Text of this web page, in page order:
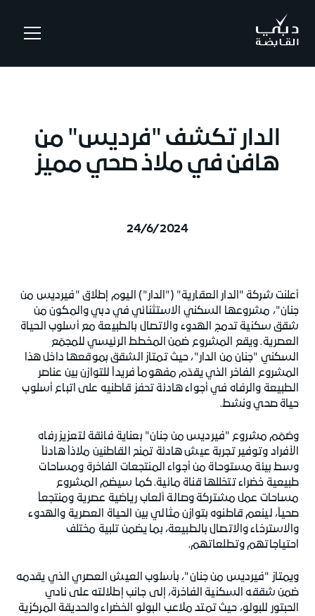
الدار تكشف "فرديس" من
هافن في ملاذ صحي مميز
24/6/2024
أعلنت شركة "الدار العقارية" ("الدار") اليوم إطلاق "فيرديس من
جنان"، مشروعها السكني الاستثنائي في دبي والمكون من
شقق سكنية تدمج الهدوء والاتصال بالطبيعة مع أسلوب الحياة
العصرية. ويقع المشروع ضمن المخطط الرئيسي للمجمّع
السكني "جنان من الدار"، حيث تمتاز الشقق بموقعها داخل هذا
المشروع الفاخر الذي يقدّم مفهوماً فريداً للتوازن بين عناصر
الطبيعة والرفاه في أجواء هادئة تحفز قاطنيه على اتباع أسلوب
حياة صحي ونشط.
وصُمّم مشروع "فيرديس من جنان" بعناية فائقة لتعزيز رفاه
الأفراد وتوفير تجربة عيش هادئة تمنح القاطنين ملاذاً هادئاً
وسط بيئة مستوحاة من أجواء المنتجعات الفاخرة ومساحات
طبيعية خضراء تتخللها قناة مائية. كما سيضم المشروع
مساحات عمل مشتركة وصالة ألعاب رياضية عصرية ومنتجعاً
صحياً، لينعم قاطنوه بتوازن مثالي بين الحياة العصرية والهدوء
والاسترخاء والاتصال بالطبيعة، بما يضمن تلبية مختلف
احتياجاتهم وتطلعاتهم.
ويمتاز "فيرديس من جنان"، بأسلوب العيش العصري الذي يقدمه
ضمن شققه السكنية الفاخرة، إلى جانب إطلالته على نادي
الحبتور للبولو، حيث تمتد ملاعب البولو الخضراء والحديقة المركزية